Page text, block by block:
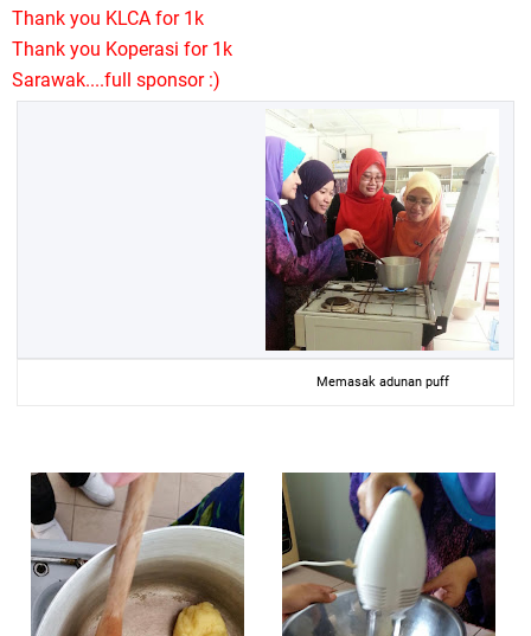
Thank you KLCA for 1k
Thank you Koperasi for 1k
Sarawak....full sponsor :)
Memasak adunan puff